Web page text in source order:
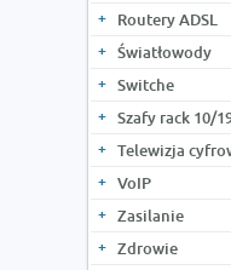
Routery ADSL
Światłowody
Switche
Szafy rack 10/
Telewizja
VoIP
Zasilanie
Zdrowie